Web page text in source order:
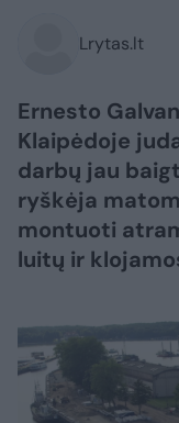
Lrytas.lt
Ernesto
Klaipėdoje
darbų jau
ryškėja
montuoti
luitų ir